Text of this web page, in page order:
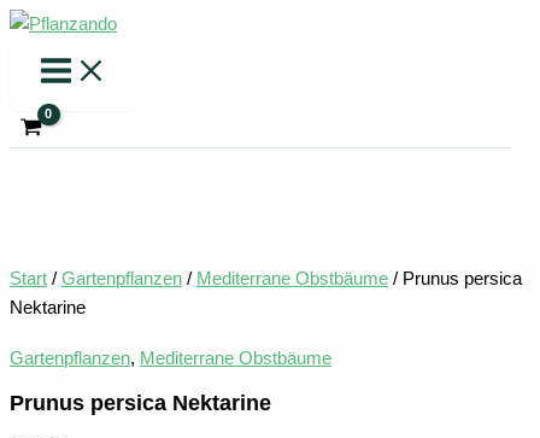
Zum
springen
Start / Gartenpflanzen / Mediterrane Obstbäume / Prunus persica
Nektarine
Gartenpflanzen, Mediterrane Obstbäume
Prunus persica Nektarine